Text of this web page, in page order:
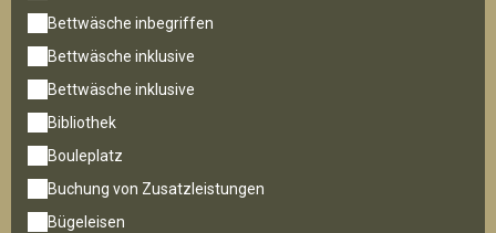
Bettwäsche inbegriffen
Bettwäsche inklusive
Bettwäsche inklusive
Bibliothek
Bouleplatz
Buchung von Zusatzleistungen
Bügeleisen